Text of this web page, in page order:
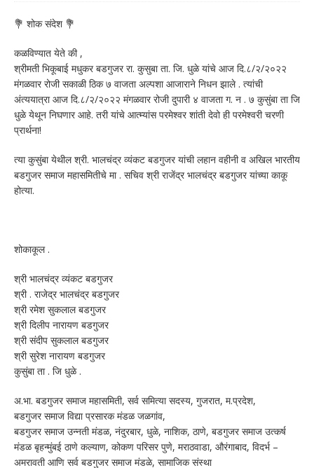
💐 शोक संदेश 💐
कळविण्यात येते की ,
श्रीमती भिकूबाई मधुकर बडगुजर रा. कुसुबा ता. जि. धुळे यांचे आज दि.८/२/२०२२
मंगळवार रोजी सकाळी ठिक ७ वाजता अल्पशा आजाराने निधन झाले . त्यांची
अंत्ययात्रा आज दि.८/२/२०२२ मंगळवार रोजी दुपारी ४ वाजता ग. न . ७ कुसुंबा ता जि
धुळे येथून निघणार आहे. तरी यांचे आत्म्यांस परमेश्वर शांती देवो ही परमेश्वरी चरणी
प्रार्थना!
त्या कुसुंबा येथील श्री. भालचंद्र व्यंकट बडगुजर यांची लहान वहीनी व अखिल भारतीय
बडगुजर समाज महासमितीचे मा . सचिव श्री राजेंद्र भालचंद्र बडगुजर यांच्या काकू
होत्या.
शोकाकूल .
श्री भालचंद्र व्यंकट बडगुजर
श्री . राजेद्र भालचंद्र बडगुजर
श्री रमेश सुकलाल बडगुजर
श्री दिलीप नारायण बडगुजर
श्री संदीप सुकलाल बडगुजर
श्री सुरेश नारायण बडगुजर
कुसुंबा ता . जि धुळे .
अ.भा. बडगुजर समाज महासमिती, सर्व समित्या सदस्य, गुजरात, म.प्रदेश,
बडगुजर समाज विद्या प्रसारक मंडळ जळगांव,
बडगुजर समाज उन्नती मंडळ, नंदुरबार, धुळे, नाशिक, ठाणे, बडगुजर समाज उत्कर्ष
मंडळ बृहन्मुंबई ठाणे कल्याण, कोकण परिसर पुणे, मराठवाडा, औरंगाबाद, विदर्भ –
अमरावती आणि सर्व बडगुजर समाज मंडळे, सामाजिक संस्था